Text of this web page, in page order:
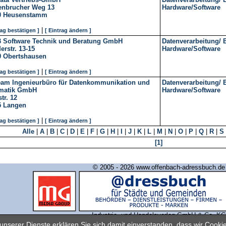
Weg 13
Heusenstamm
bestätigen ] [ Eintrag ändern ]
Hardware/Software
Software Technik und Beratung GmbH
13-15
Obertshausen
bestätigen ] [ Eintrag ändern ]
Datenverarbeitung/
Hardware/Software
Ingenieurbüro für Datenkommunikation und
GmbH
12
Langen
bestätigen ] [ Eintrag ändern ]
Datenverarbeitung/
Hardware/Software
Alle A B C D E F G H J K L M N O P Q R S
[1]
© 2005 - 2026 www.offenbach-adressbuch.de
Industrie- und Handelsverlag GmbH & Co. KG